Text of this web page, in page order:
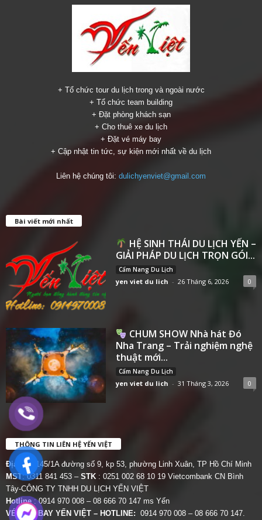
+ Tổ chức tour du lịch trong và ngoài nước
+ Tổ chức team building
+ Đặt phòng khách sạn
+ Cho thuê xe du lịch
+ Đặt vé máy bay
+ Cập nhật tin tức, sự kiện mới nhất về du lịch
Liên hệ chúng tôi: dulichyenviet@gmail.com
Bài viết mới nhất
HỆ SINH THÁI DU LỊCH YẾN –
GIẢI PHÁP DU LỊCH TRỌN GÓI...
Cẩm Nang Du Lịch
yen viet du lich - 26 Tháng 6, 2026 0
CHUM SHOW Nhà hát Đó
Nha Trang – Trải nghiệm nghệ
thuật mới...
Cẩm Nang Du Lịch
yen viet du lich - 31 Tháng 3, 2026 0
THÔNG TIN LIÊN HỆ YẾN VIỆT
Địa chỉ:
145/1A đường số 9, kp 53, phường Linh Xuân, TP Hồ Chí Minh
MST: 0311 841 453 – STK : 0251 002 68 10 19 Vietcombank CN Bình
Tây-CÔNG TY TNHH DU LỊCH YẾN VIỆT
Hotline : 0914 970 008 – 08 666 70 147 ms Yến
VÉ MÁY BAY YẾN VIỆT – HOTLINE: 0914 970 008 – 08 666 70 147.